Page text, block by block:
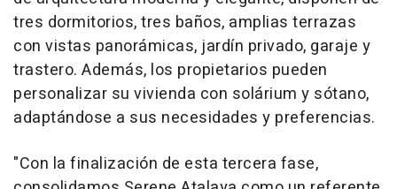
tres dormitorios, tres baños, amplias terrazas
con vistas panorámicas, jardín privado, garaje y
trastero. Además, los propietarios pueden
personalizar su vivienda con solárium y sótano,
adaptándose a sus necesidades y preferencias.
"Con la finalización de esta tercera fase,